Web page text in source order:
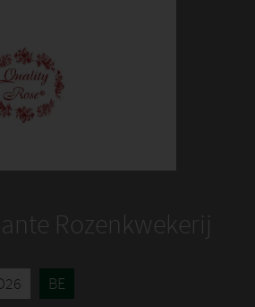
Rozenkwekerij
BE